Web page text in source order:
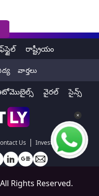
రాష్ట్రీయం
వార్తలు
వైరల్ సైన్స్
Us | Investors
All Rights Reserved.